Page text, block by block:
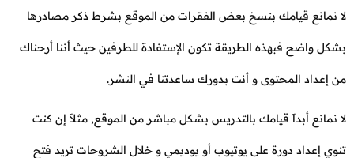
لا نمانع قيامك بنسخ بعض الفقرات من الموقع بشرط ذكر مصادرها
بشكل واضح فبهذه الطريقة تكون الإستفادة للطرفين حيث أننا أرحناك
من إعداد المحتوى و أنت بدورك ساعدتنا في النشر.
لا نمانع أبداً قيامك بالتدريس بشكل مباشر من الموقع, مثلاً إن كنت
تنوي إعداد دورة على يوتيوب أو يوديمي و خلال الشروحات تريد فتح